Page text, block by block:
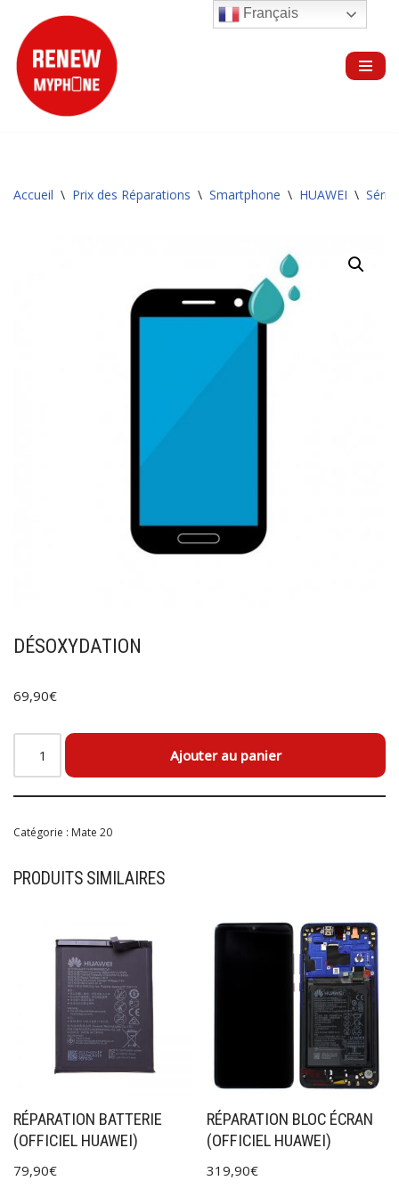
Aller
au
contenu
Accueil \ Prix des Réparations \ Smartphone \ HUAWEI \
DÉSOXYDATION
69,90€
Ajouter au panier
Catégorie : Mate 20
PRODUITS SIMILAIRES
RÉPARATION BATTERIE
(OFFICIEL HUAWEI)
79,90€
RÉPARATION BLOC ÉCRAN
(OFFICIEL HUAWEI)
319,90€
Français